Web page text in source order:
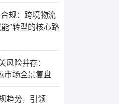
规：跨境物流
”转型的核心路
风险并存：
市场全景复盘
趋势，引领